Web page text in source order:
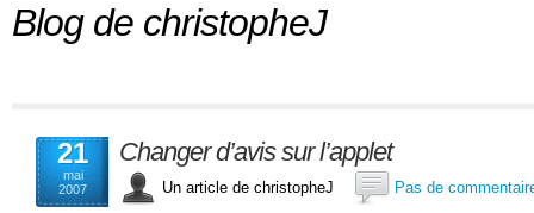
Blog de christopheJ
21
mai
2007
Changer d’avis sur l’applet
Un article de christopheJ Pas de